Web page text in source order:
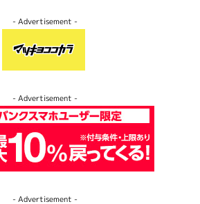
- Advertisement -
- Advertisement -
- Advertisement -